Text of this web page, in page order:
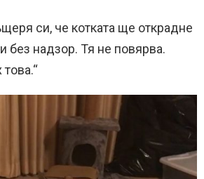
си, че котката ще открадне
без надзор. Тя не повярва.